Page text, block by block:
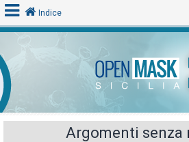
o
g
i
Indice
Argomenti senza